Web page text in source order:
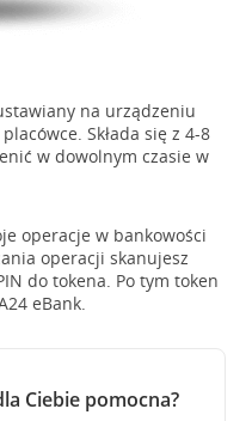
na urządzeniu
Składa się z 4-8
w dowolnym czasie w
operacje w bankowości
operacji skanujesz
do tokena. Po tym token
eBank.
Ciebie pomocna?